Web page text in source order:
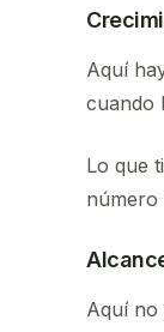
Aquí
cuando
Lo que
número
Aquí no